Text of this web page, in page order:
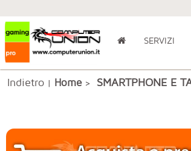
SERVIZI
Indietro | Home> SMARTPHONE E